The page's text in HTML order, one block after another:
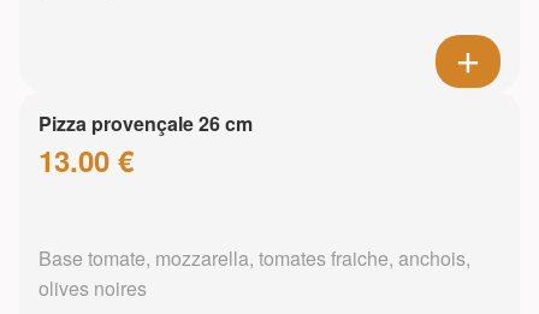
Pizza provençale 26 cm
13.00 €
Base tomate, mozzarella, tomates fraiche, anchois,
olives noires